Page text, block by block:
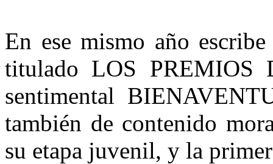
En ese mismo año
titulado LOS
sentimental
también de contenido
su etapa juvenil, y la